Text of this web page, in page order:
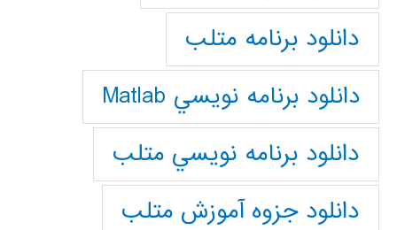
دانلود برنامه متلب
دانلود برنامه نويسي Matlab
دانلود برنامه نويسي متلب
دانلود جزوه آموزش متلب